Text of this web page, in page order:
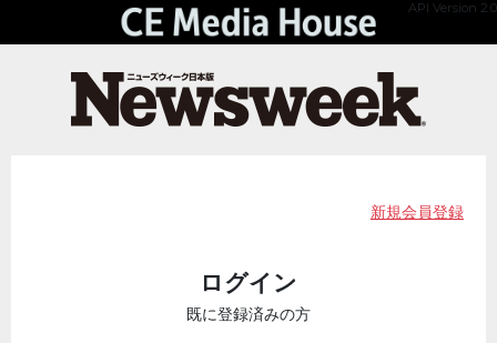
API Version 2.0
新規会員登録
ログイン
既に登録済みの方